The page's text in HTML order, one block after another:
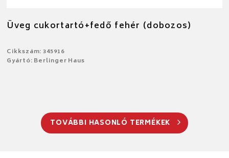
Üveg cukortartó+fedő fehér (dobozos)
Cikkszám: 345916
Gyártó: Berlinger Haus
TOVÁBBI HASONLÓ TERMÉKEK